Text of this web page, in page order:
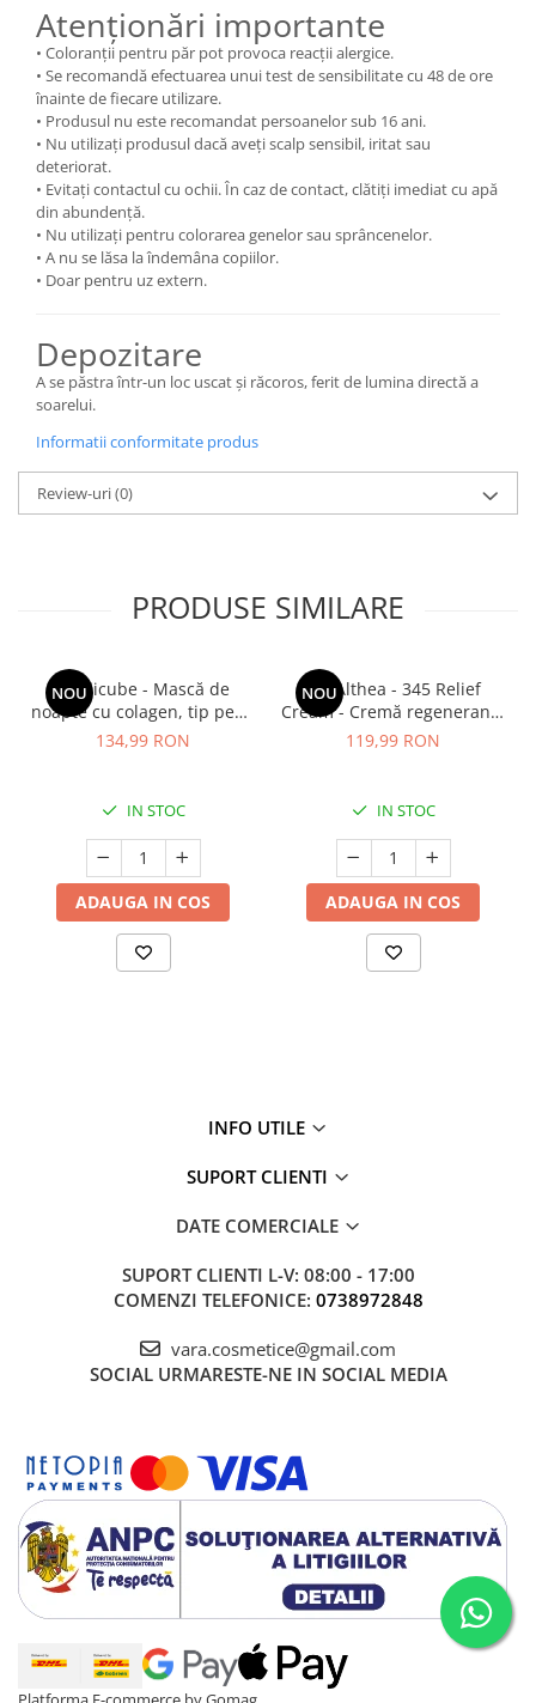
Atenționări importante
• Coloranții pentru păr pot provoca reacții alergice.
• Se recomandă efectuarea unui test de sensibilitate cu 48 de ore
înainte de fiecare utilizare.
• Produsul nu este recomandat persoanelor sub 16 ani.
• Nu utilizați produsul dacă aveți scalp sensibil, iritat sau
deteriorat.
• Evitați contactul cu ochii. În caz de contact, clătiți imediat cu apă
din abundență.
• Nu utilizați pentru colorarea genelor sau sprâncenelor.
• A nu se lăsa la îndemâna copiilor.
• Doar pentru uz extern.
Depozitare
A se păstra într-un loc uscat și răcoros, ferit de lumina directă a
soarelui.
Informatii conformitate produs
Review-uri(0)
PRODUSE SIMILARE
NOU
Medicube - Mască de
noapte cu colagen, tip peel-
off (se îndepărtează prin
75 ml
134,99 RON
IN STOC
ADAUGA IN COS
NOU
Dr. Althea - 345 Relief
Cream - Cremă regenerantă
pentru față - 50 ml
119,99 RON
IN STOC
ADAUGA IN COS
INFO UTILE
SUPORT CLIENTI
DATE COMERCIALE
SUPORT CLIENTI L-V: 08:00 - 17:00
COMENZI TELEFONICE: 0738972848
vara.cosmetice@gmail.com
SOCIAL URMARESTE-NE IN SOCIAL MEDIA